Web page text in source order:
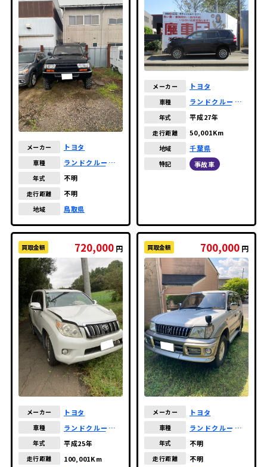
メーカー トヨタ
車種
ランドクルーザー
年式 不明
走行距離 不明
地域 鳥取県
メーカー トヨタ
車種
ランドクルーザー
年式 平成27年
走行距離 50,001Km
地域 千葉県
特記 事故車
買取金額 720,000 円
メーカー トヨタ
車種
ランドクルーザー
年式 平成25年
走行距離 100,001Km
買取金額 700,000 円
メーカー トヨタ
車種
ランドクルーザー
年式 不明
走行距離 不明